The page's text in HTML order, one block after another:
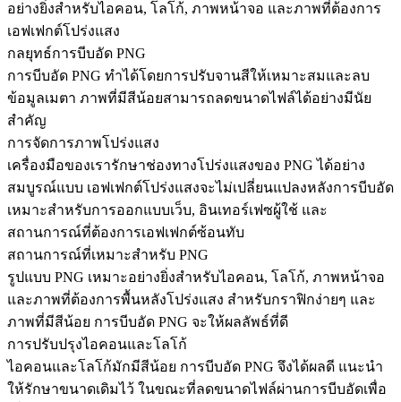
อย่างยิ่งสำหรับไอคอน, โลโก้, ภาพหน้าจอ และภาพที่ต้องการ
เอฟเฟกต์โปร่งแสง
กลยุทธ์การบีบอัด PNG
การบีบอัด PNG ทำได้โดยการปรับจานสีให้เหมาะสมและลบ
ข้อมูลเมตา ภาพที่มีสีน้อยสามารถลดขนาดไฟล์ได้อย่างมีนัย
สำคัญ
การจัดการภาพโปร่งแสง
เครื่องมือของเรารักษาช่องทางโปร่งแสงของ PNG ได้อย่าง
สมบูรณ์แบบ เอฟเฟกต์โปร่งแสงจะไม่เปลี่ยนแปลงหลังการบีบอัด
เหมาะสำหรับการออกแบบเว็บ, อินเทอร์เฟซผู้ใช้ และ
สถานการณ์ที่ต้องการเอฟเฟกต์ซ้อนทับ
สถานการณ์ที่เหมาะสำหรับ PNG
รูปแบบ PNG เหมาะอย่างยิ่งสำหรับไอคอน, โลโก้, ภาพหน้าจอ
และภาพที่ต้องการพื้นหลังโปร่งแสง สำหรับกราฟิกง่ายๆ และ
ภาพที่มีสีน้อย การบีบอัด PNG จะให้ผลลัพธ์ที่ดี
การปรับปรุงไอคอนและโลโก้
ไอคอนและโลโก้มักมีสีน้อย การบีบอัด PNG จึงได้ผลดี แนะนำ
ให้รักษาขนาดเดิมไว้ ในขณะที่ลดขนาดไฟล์ผ่านการบีบอัดเพื่อ